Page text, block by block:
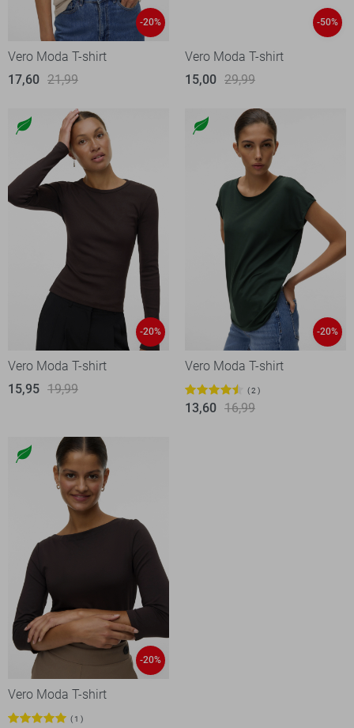
-20%
Vero Moda T-shirt
17,60 21,99
-50%
Vero Moda T-shirt
15,00 29,99
-20%
Vero Moda T-shirt
15,95 19,99
-20%
Vero Moda T-shirt
2
13,60 16,99
-20%
Vero Moda T-shirt
1